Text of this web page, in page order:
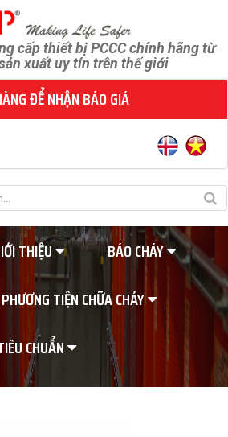
cấp thiết bị PCCC chính hãng từ
xuất uy tín trên thế giới
ĐỂ NHẬN BÁO GIÁ
THIỆU
BÁO CHÁY
PHƯƠNG TIỆN CHỮA CHÁY
CHUẨN